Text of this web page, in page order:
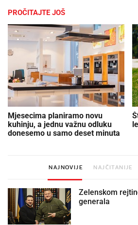
PROČITAJTE JOŠ
Mjesecima planiramo novu
kuhinju, a jednu važnu odluku
donesemo u samo deset minuta
NAJNOVIJE NAJČITANIJE
Zelenskom
generala